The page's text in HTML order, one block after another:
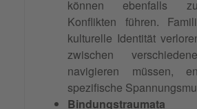
können ebenfalls
Konflikten führen.
kulturelle Identität
zwischen
navigieren müssen,
spezifische
Bindungstraumata